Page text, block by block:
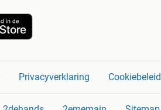
Privacyverklaring Cookiebeleid